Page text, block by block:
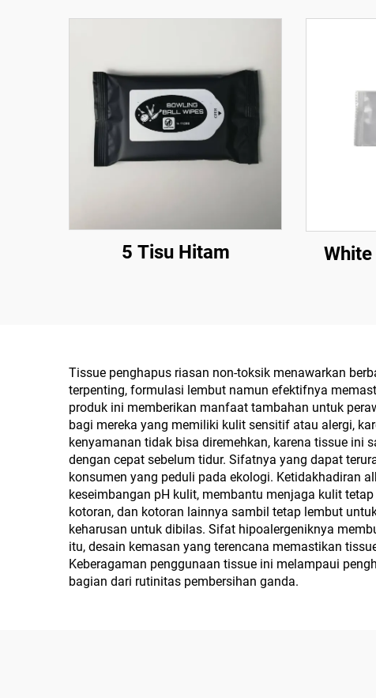
5 Tisu Hitam
Tissue penghapus riasan non-toksik menawarkan
terpenting, formulasi lembut namun efektifnya
produk ini memberikan manfaat tambahan untuk
bagi mereka yang memiliki kulit sensitif atau alergi,
kenyamanan tidak bisa diremehkan, karena tissue ini
dengan cepat sebelum tidur. Sifatnya yang dapat
konsumen yang peduli pada ekologi. Ketidakhadiran
keseimbangan pH kulit, membantu menjaga kulit
kotoran, dan kotoran lainnya sambil tetap lembut
keharusan untuk dibilas. Sifat hipoalergeniknya
itu, desain kemasan yang terencana memastikan
Keberagaman penggunaan tissue ini melampaui
bagian dari rutinitas pembersihan ganda.